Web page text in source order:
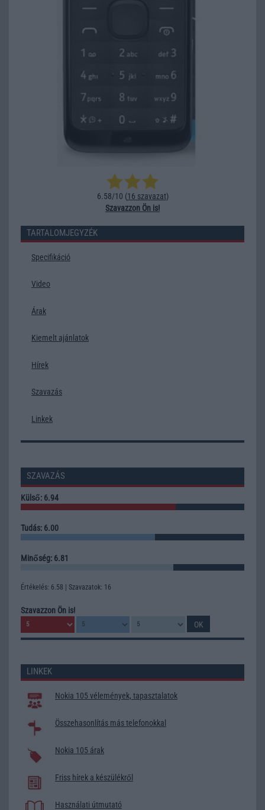
6.58/10 (16 szavazat)
Szavazzon Ön is!
TARTALOMJEGYZÉK
Specifikáció
Video
Árak
Kiemelt ajánlatok
Hírek
Szavazás
Linkek
SZAVAZÁS
Külső: 6.94
Tudás: 6.00
Minőség: 6.81
Értékelés: 6.58 | Szavazatok: 16
Szavazzon Ön is!
LINKEK
Nokia 105 vélemények, tapasztalatok
Összehasonlítás más telefonokkal
Nokia 105 árak
Friss hírek a készülékről
Használati útmutató